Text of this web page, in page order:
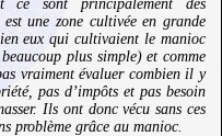
ce sont principalement des
une zone cultivée en grande
eux qui cultivaient le manioc
plus simple) et comme
vraiment évaluer combien il y
pas d’impôts et pas besoin
Ils ont donc vécu sans ces
problème grâce au manioc.